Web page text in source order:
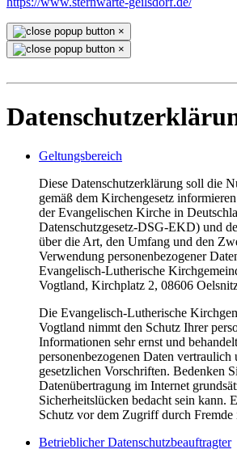
×
×
Geltungsbereich
Diese Datenschutzerklärung soll die
gemäß dem Kirchengesetz
der Evangelischen Kirche in
Datenschutzgesetz-DSG-EKD) und
über die Art, den Umfang und den
Verwendung personenbezogener
Evangelisch-Lutherische
Vogtland, Kirchplatz 2, 08606
Die Evangelisch-Lutherische
Vogtland nimmt den Schutz Ihrer
Informationen sehr ernst und
personenbezogenen Daten vertraulich
gesetzlichen Vorschriften. Bedenken
Datenübertragung im Internet
Sicherheitslücken bedacht sein kann.
Schutz vor dem Zugriff durch Fremde
Betrieblicher Datenschutzbeauftragter